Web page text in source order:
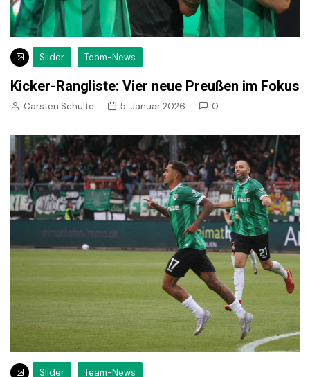
Slider Team-News
Kicker-Rangliste: Vier neue Preußen im Fokus
Carsten Schulte 5. Januar 2026 0
Slider Team-News